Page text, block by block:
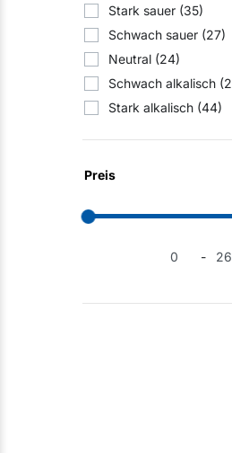
Stark sauer (35)
Schwach sauer (27)
Neutral (24)
Schwach alkalisch
Stark alkalisch (44)
Preis
-